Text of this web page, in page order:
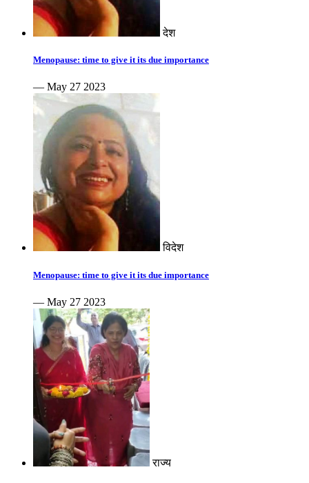
देश
Menopause: time to give it its due importance
— May 27 2023
विदेश
Menopause: time to give it its due importance
— May 27 2023
राज्य